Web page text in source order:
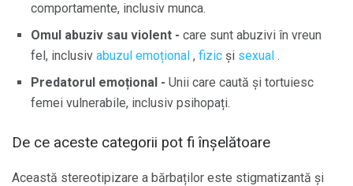
comportamente, inclusiv munca.
Omul abuziv sau violent - care sunt abuzivi în vreun
fel, inclusiv abuzul emoțional , fizic și sexual .
Predatorul emoțional - Unii care caută și tortuiesc
femei vulnerabile, inclusiv psihopați.
De ce aceste categorii pot fi înșelătoare
Această stereotipizare a bărbaților este stigmatizantă și